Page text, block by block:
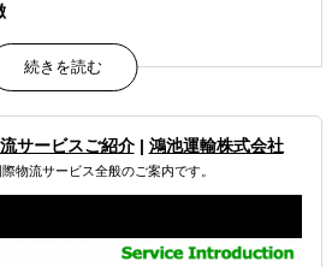
ら誰でも利用できます。
サービスご紹介| 鴻池運輸株式会社
物流サービス全般のご案内です。